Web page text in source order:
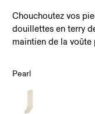
Chouchoutez vos
douillettes en terry
maintien de la voûte
Pearl